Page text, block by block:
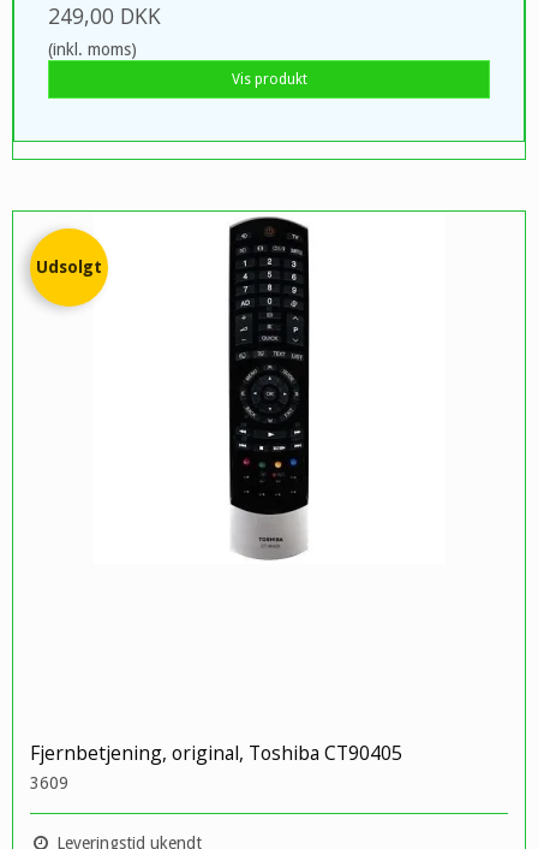
249,00 DKK
(inkl. moms)
Vis produkt
Udsolgt
Fjernbetjening, original, Toshiba CT90405
3609
Leveringstid ukendt